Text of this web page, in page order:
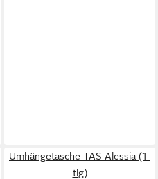
Umhängetasche TAS Alessia (1-
tlg)